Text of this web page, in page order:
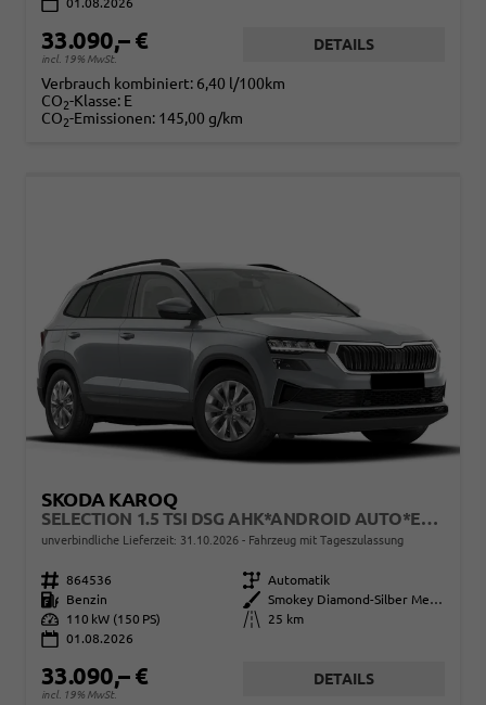
01.08.2026
33.090,– €
incl. 19% MwSt.
DETAILS
Verbrauch kombiniert: 6,40 l/100km
CO2-Klasse: E
CO2-Emissionen: 145,00 g/km
SKODA KAROQ
SELECTION 1.5 TSI DSG AHK*ANDROID AUTO*EASYOPEN*ACC*SHZ*KAMERA*KEYLESS*PDC V/H*KLIMAAUTO*SUNSET*LED
unverbindliche Lieferzeit: 31.10.2026 Fahrzeug mit Tageszulassung
Fahrzeugnr. 864536 Getriebe Automatik
Kraftstoff
Benzin Außenfarbe
Smokey Diamond-Silber Metallic
Leistung
110 kW (150 PS) Kilometerstand
25 km
01.08.2026
33.090,– €
incl. 19% MwSt.
DETAILS